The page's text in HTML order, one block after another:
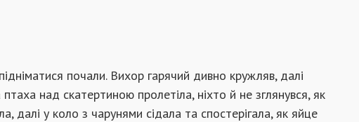
почали. Вихор гарячий дивно кружляв, далі
над скатертиною пролетіла, ніхто й не зглянувся, як
далі у коло з чарунями сідала та спостерігала, як яйце